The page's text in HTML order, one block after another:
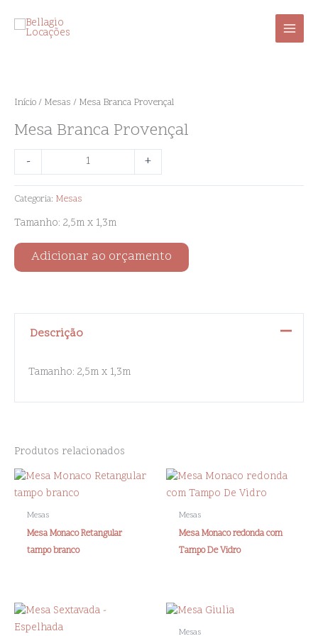
Início / Mesas / Mesa Branca Provençal
Mesa Branca Provençal
-
Provençal
+
Categoria: Mesas
Tamanho: 2,5m x 1,3m
Adicionar ao orçamento
Descrição
Tamanho: 2,5m x 1,3m
Produtos relacionados
Mesas
Mesa Monaco Retangular
tampo branco
Mesas
Mesa Monaco redonda com
Tampo De Vidro
Mesas